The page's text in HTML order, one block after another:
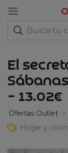
El
– 13.02€
Ofertas Outlet
Hogar y